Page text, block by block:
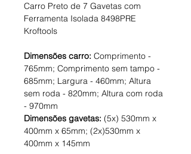
Carro Preto de 7 Gavetas com
Ferramenta Isolada 8498PRE
Kroftools
Dimensões carro: Comprimento -
765mm; Comprimento sem tampo -
685mm; Largura - 460mm; Altura
sem roda - 820mm; Altura com roda
- 970mm
Dimensões gavetas: (5x) 530mm x
400mm x 65mm; (2x)530mm x
400mm x 145mm